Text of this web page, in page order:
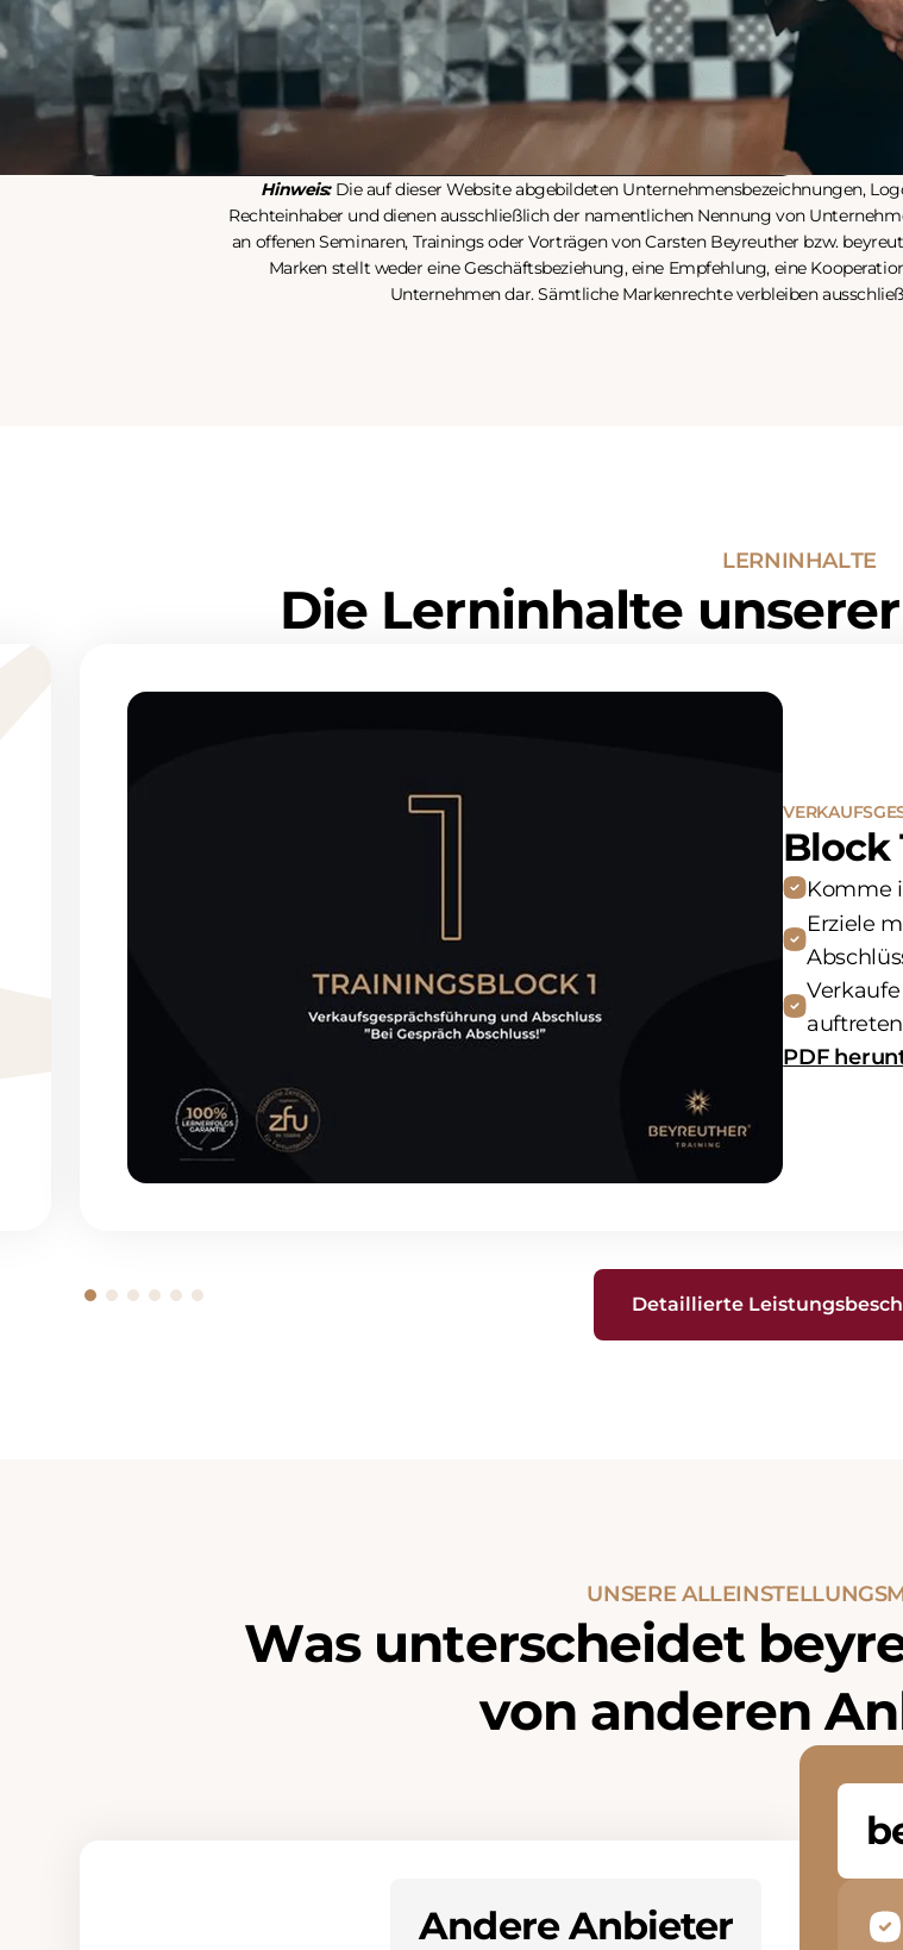
Die
erfolgt
Hinweis:Die auf dieser Website abgebildeten Unternehmensbezeichnungen,
Rechteinhaber und dienen ausschließlich der namentlichen Nennung von
an offenen Seminaren, Trainings oder Vorträgen von Carsten Beyreuther bzw.
Marken stellt weder eine Geschäftsbeziehung, eine Empfehlung, eine
Unternehmen dar. Sämtliche Markenrechte verbleiben
LERNINHALTE
Die Lerninhalte unserer
Block
Komme
Erziele
PDF
Detaillierte
UNSERE ALLEINSTELLUNGS
Was unterscheidet beyr
von anderen An
Andere Anbieter